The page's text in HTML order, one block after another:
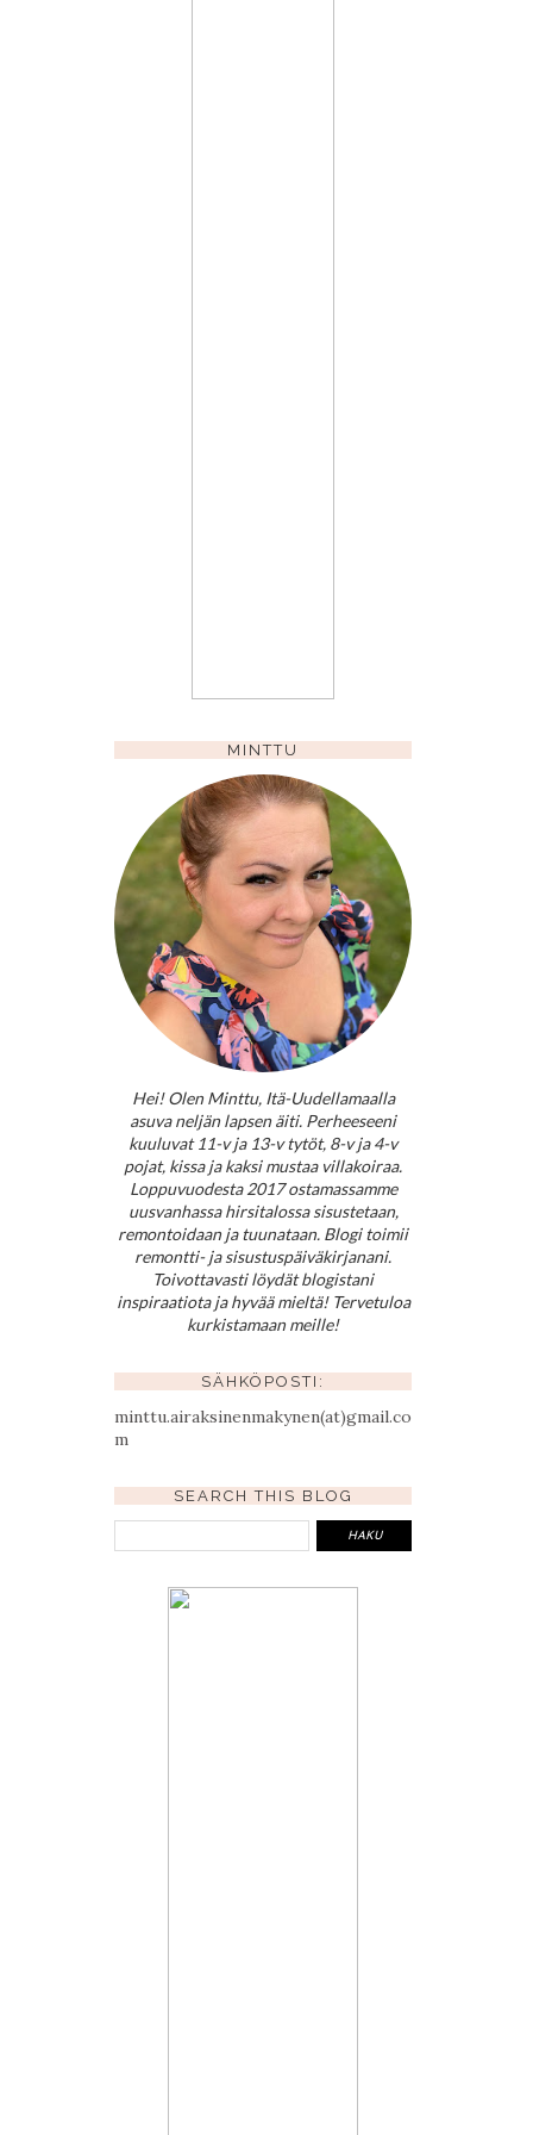
MINTTU
Hei! Olen Minttu, Itä-Uudellamaalla
asuva neljän lapsen äiti. Perheeseeni
kuuluvat 11-v ja 13-v tytöt, 8-v ja 4-v
pojat, kissa ja kaksi mustaa villakoiraa.
Loppuvuodesta 2017 ostamassamme
uusvanhassa hirsitalossa sisustetaan,
remontoidaan ja tuunataan. Blogi toimii
remontti- ja sisustuspäiväkirjanani.
Toivottavasti löydät blogistani
inspiraatiota ja hyvää mieltä! Tervetuloa
kurkistamaan meille!
SÄHKÖPOSTI:
minttu.airaksinenmakynen(at)gmail.co
m
SEARCH THIS BLOG